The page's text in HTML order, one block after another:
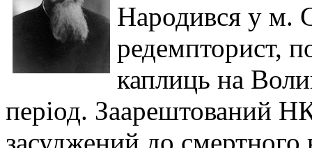
Народився у м.
редемпторист,
каплиць на
період. Заарештований
засуджений до смертного